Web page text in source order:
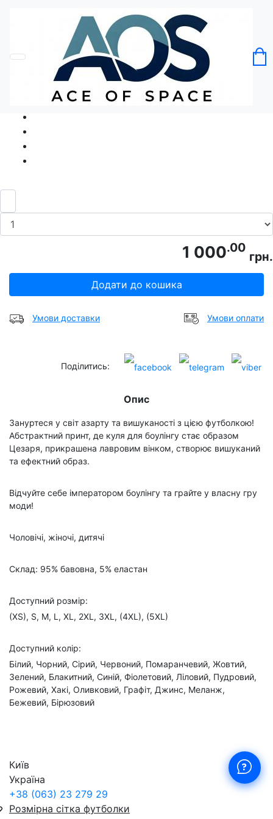
Без категорії
Футболка Аве, Боулінг! Ave, Bowling!
Код товару: Ace5045
1 000.00
грн.
Додати до кошика
Умови доставки Умови оплати
Поділитись:
Опис
Зануртеся у світ азарту та вишуканості з цією футболкою!
Абстрактний принт, де куля для боулінгу стає образом
Цезаря, прикрашена лавровим вінком, створює вишуканий
та ефектний образ.
Відчуйте себе імператором боулінгу та грайте у власну гру
моди!
Чоловічі, жіночі, дитячі
Склад: 95% бавовна, 5% еластан
Доступний розмір:
(XS), S, M, L, XL, 2XL, 3XL, (4XL), (5XL)
Доступний колір:
Білий, Чорний, Сірий, Червоний, Помаранчевий, Жовтий,
Зелений, Блакитний, Синій, Фіолетовий, Ліловий, Пудровий,
Рожевий, Хакі, Оливковий, Графіт, Джинс, Меланж,
Бежевий, Бірюзовий
Київ
Україна
+38 (063) 23 279 29
Розмірна сітка футболки